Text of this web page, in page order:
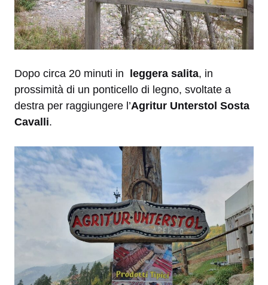
Dopo circa 20 minuti in leggera salita, in
prossimità di un ponticello di legno, svoltate a
destra per raggiungere l’Agritur Unterstol Sosta
Cavalli.